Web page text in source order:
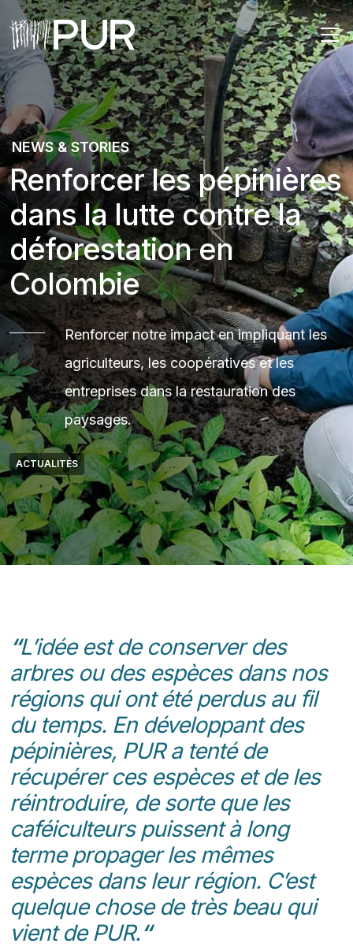
Main Navigation
NEWS & STORIES
Renforcer les pépinières
dans la lutte contre la
déforestation en
Colombie
Renforcer notre impact en impliquant les
agriculteurs, les coopératives et les
entreprises dans la restauration des
paysages.
ACTUALITÉS
“L’idée est de conserver des
arbres ou des espèces dans nos
régions qui ont été perdus au fil
du temps. En développant des
pépinières, PUR a tenté de
récupérer ces espèces et de les
réintroduire, de sorte que les
caféiculteurs puissent à long
terme propager les mêmes
espèces dans leur région. C’est
quelque chose de très beau qui
vient de PUR.“